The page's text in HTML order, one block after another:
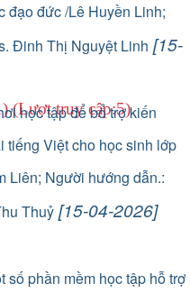
đạo đức /Lê Huyền Linh;
Đinh Thị Nguyệt Linh [15-
(Lượt truy cập:5)
học tập để bổ trợ kiến
tiếng Việt cho học sinh lớp
Liên; Người hướng dẫn.:
Thuỷ [15-04-2026]
(Lượt truy cập:3)
số phần mềm học tập hỗ trợ